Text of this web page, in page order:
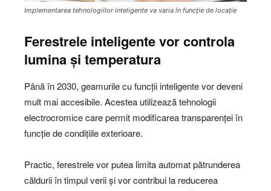
Implementarea tehnologiilor inteligente va varia în funcție de locație
Ferestrele inteligente vor controla
lumina și temperatura
Până în 2030, geamurile cu funcții inteligente vor deveni
mult mai accesibile. Acestea utilizează tehnologii
electrocromice care permit modificarea transparenței în
funcție de condițiile exterioare.
Practic, ferestrele vor putea limita automat pătrunderea
căldurii în timpul verii și vor contribui la reducerea